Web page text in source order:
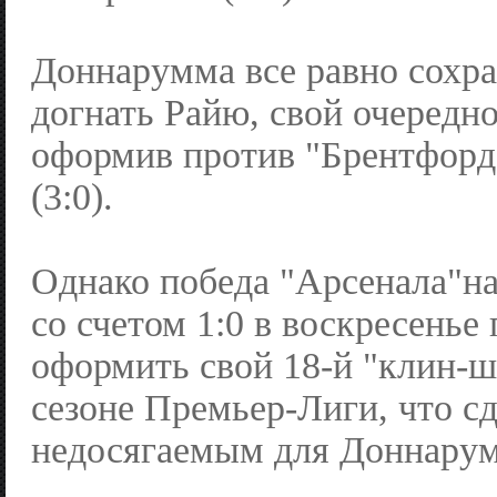
Доннарумма все равно
догнать Райю, свой
оформив против
(3:0).
Однако победа
со счетом 1:0 в воскресенье
оформить свой 18-й "клин-
сезоне Премьер-Лиги, что
недосягаемым для